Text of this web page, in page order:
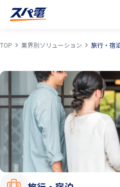
TOP 業界別ソリューション 旅行・宿